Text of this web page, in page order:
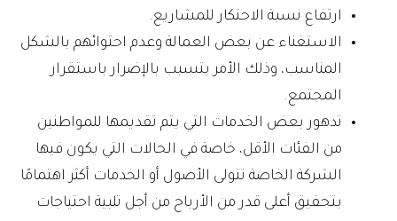
ارتفاع نسبة الاحتكار للمشاريع.
الاستغناء عن بعض العمالة وعدم احتوائهم بالشكل
المناسب، وذلك الأمر يتسبب بالإضرار باستقرار
المجتمع.
تدهور بعض الخدمات التي يتم تقديمها للمواطنين
من الفئات الأقل، خاصة في الحالات التي يكون فيها
الشركة الخاصة تتولى الأصول أو الخدمات أكثر اهتمامًا
بتحقيق أعلى قدر من الأرباح من أجل تلبية احتياجات